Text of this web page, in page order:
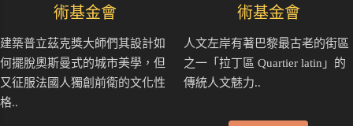
術基金會
建築普立茲克獎大師們其設計如
何擺脫奧斯曼式的城市美學，但
又征服法國人獨創前衛的文化性
格..
術基金會
人文左岸有著巴黎最古老的街區
之一「拉丁區 Quartier latin」的
傳統人文魅力..